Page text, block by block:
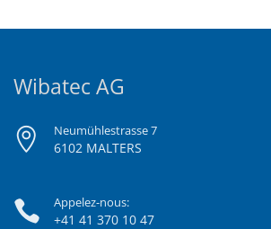
Wibatec AG
Neumühlestrasse 7
6102 MALTERS
Appelez-nous:
+41 41 370 10 47